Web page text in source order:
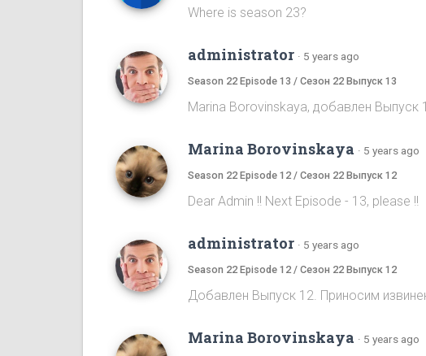
Where is season 23?
administrator · 5 years ago
Season 22 Episode 13 / Сезон 22 Выпуск 13
Marina Borovinskaya, добавлен Выпуск
Marina Borovinskaya · 5 years ago
Season 22 Episode 12 / Сезон 22 Выпуск 12
Dear Admin !! Next Episode - 13, please !!
administrator · 5 years ago
Season 22 Episode 12 / Сезон 22 Выпуск 12
Добавлен Выпуск 12. Приносим
Marina Borovinskaya · 5 years ago